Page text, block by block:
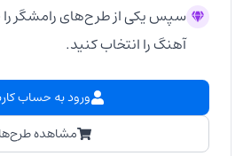
سپس یکی از طرح‌های رامشگر را
آهنگ را انتخاب کنید.
ورود به حساب
مشاهده طرح‌ها